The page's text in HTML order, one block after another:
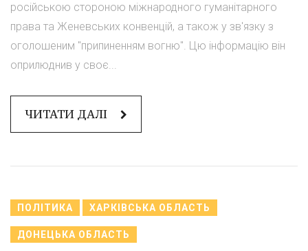
російською стороною міжнародного гуманітарного
права та Женевських конвенцій, а також у зв'язку з
оголошеним "припиненням вогню". Цю інформацію він
оприлюднив у своє...
ЧИТАТИ ДАЛІ
ПОЛІТИКА ХАРКІВСЬКА ОБЛАСТЬ
ДОНЕЦЬКА ОБЛАСТЬ